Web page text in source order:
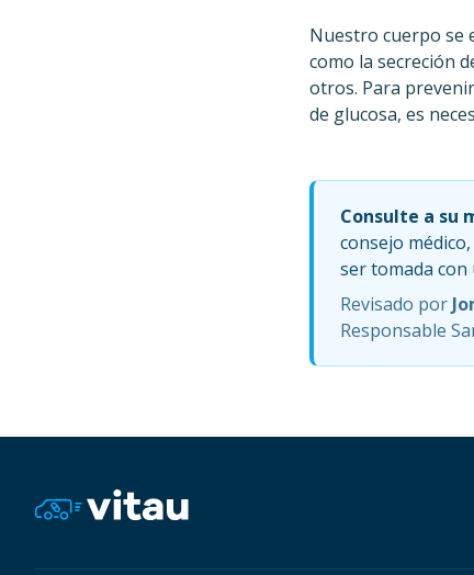
Nuestro cuerpo se
como la secreción
otros. Para
de glucosa, es
Consulte a su
consejo
ser tomada con
Revisado por
Responsable